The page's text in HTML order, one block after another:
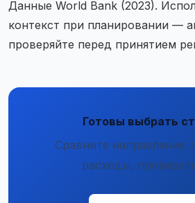
Данные World Bank (2023).
контекст при планировании —
проверяйте перед принятием
Готовы выбрать
Сравните направления,
расходы,